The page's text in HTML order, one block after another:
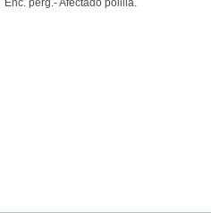
Enc. perg.- Afectado polilla.